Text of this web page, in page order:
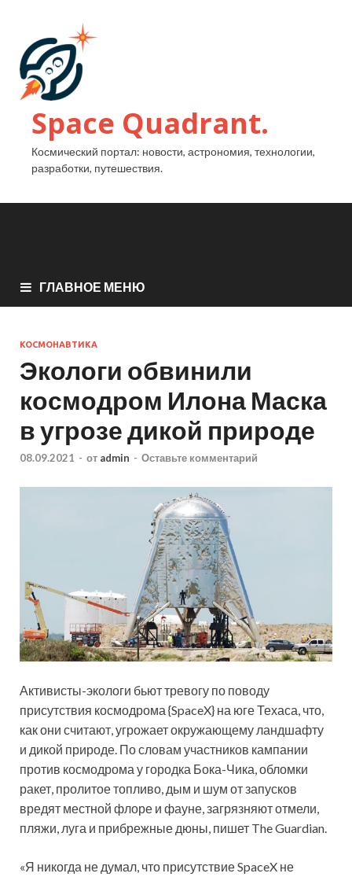
Space Quadrant.
Космический портал: новости, астрономия, технологии,
разработки, путешествия.
ГЛАВНОЕ МЕНЮ
КОСМОНАВТИКА
Экологи обвинили
космодром Илона Маска
в угрозе дикой природе
08.09.2021 - от admin - Оставьте комментарий
Активисты-экологи бьют тревогу по поводу
присутствия космодрома {SpaceX} на юге Техаса, что,
как они считают, угрожает окружающему ландшафту
и дикой природе. По словам участников кампании
против космодрома у городка Бока-Чика, обломки
ракет, пролитое топливо, дым и шум отзапусков
вредят местной флоре и фауне, загрязняют отмели,
пляжи, луга и прибрежные дюны, пишет The Guardian.
«Я никогда не думал, что присутствие SpaceX не